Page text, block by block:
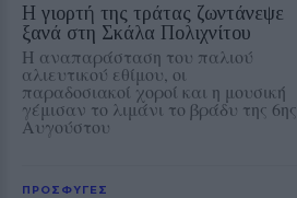
Η γιορτή της τράτας ζωντάνεψε
ξανά στη Σκάλα Πολιχνίτου
Η αναπαράσταση του παλιού
αλιευτικού εθίμου, οι
παραδοσιακοί χοροί και η μουσική
γέμισαν το λιμάνι το βράδυ της 6ης
Αυγούστου
ΠΡΟΣΦΥΓΕΣ